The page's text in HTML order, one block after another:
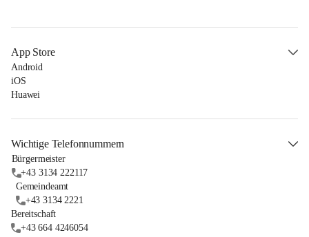
App Store
Android
iOS
Huawei
Wichtige Telefonnummern
Bürgermeister
+43 3134 222117
Gemeindeamt
+43 3134 2221
Bereitschaft
+43 664 4246054